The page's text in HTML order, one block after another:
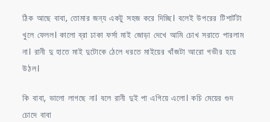
ঠিক আছে বাবা, তোমার জন্য একটু সহজ করে দিচ্ছি। বলেই উপরের টিশার্টটা
খুলে ফেলল। কালো ব্রা ঢাকা ফর্সা মাই জোড়া দেখে আমি চোখ সরাতে পারলাম
না। রানী দু হাতে মাই দুটোকে ঠেলে ধরতে মাইয়ের খাঁজটা আরো গভীর হয়ে
উঠল।
কি বাবা, ভালো লাগছে না। বলে রানী দুই পা এগিয়ে এলো। কচি মেয়ের গুদ
চোদে বাবা